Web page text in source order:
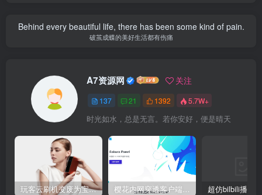
Behind every beautiful life, there has been some kind of pain.
破茧成蝶的美好生活都有伤痛
A7资源网 关注
137 21 1392 5.7W+
时光如水，总是无言。若你安好，便是晴天
玩客云刷机变废为宝 刷Armbian系统/安装宝塔5.9/安装博客Typecho/网盘系统Cloudreve/免费内网穿透 详细教程 樱花内网穿透客户端网站源代码，2020 重制版